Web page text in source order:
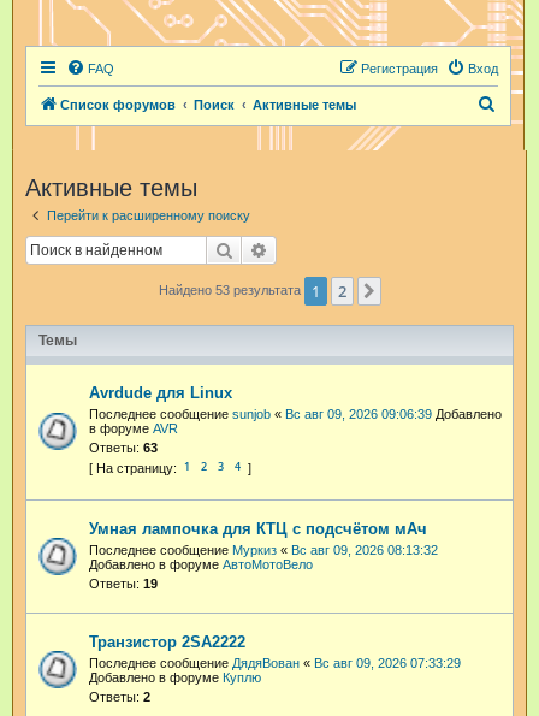
FAQ Вход
Регистрация
Список форумов Поиск Активные темы
Активные темы
Перейти к расширенному поиску
Поиск
Найдено 53 результата 1 2
Темы
Avrdude для Linux
Последнее сообщение sunjob « Вс авг 09, 2026 09:06:39 Добавлено
в форуме AVR
Ответы: 63
1 2 3 4
Умная лампочка для КТЦ с подсчётом мАч
Последнее сообщение Муркиз « Вс авг 09, 2026 08:13:32
Добавлено в форуме АвтоМотоВело
Ответы: 19
Транзистор 2SA2222
Последнее сообщение ДядяВован « Вс авг 09, 2026 07:33:29
Добавлено в форуме Куплю
Ответы: 2